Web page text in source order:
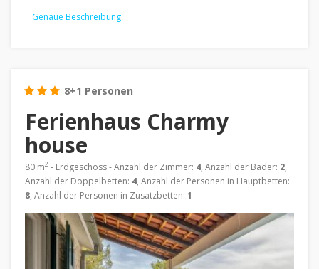
Genaue Beschreibung
8+1 Personen
Ferienhaus Charmy
house
80 m2 - Erdgeschoss - Anzahl der Zimmer: 4, Anzahl der Bäder: 2,
Anzahl der Doppelbetten: 4, Anzahl der Personen in Hauptbetten:
8, Anzahl der Personen in Zusatzbetten: 1